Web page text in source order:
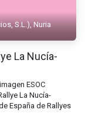
S.L.), Nuria
La Nucía-
ESOC
La Nucía-
España de Rallyes